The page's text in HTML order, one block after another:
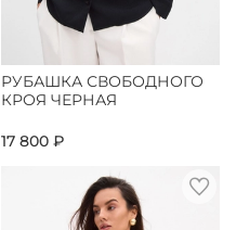
РУБАШКА СВОБОДНОГО
КРОЯ ЧЕРНАЯ
17 800 ₽